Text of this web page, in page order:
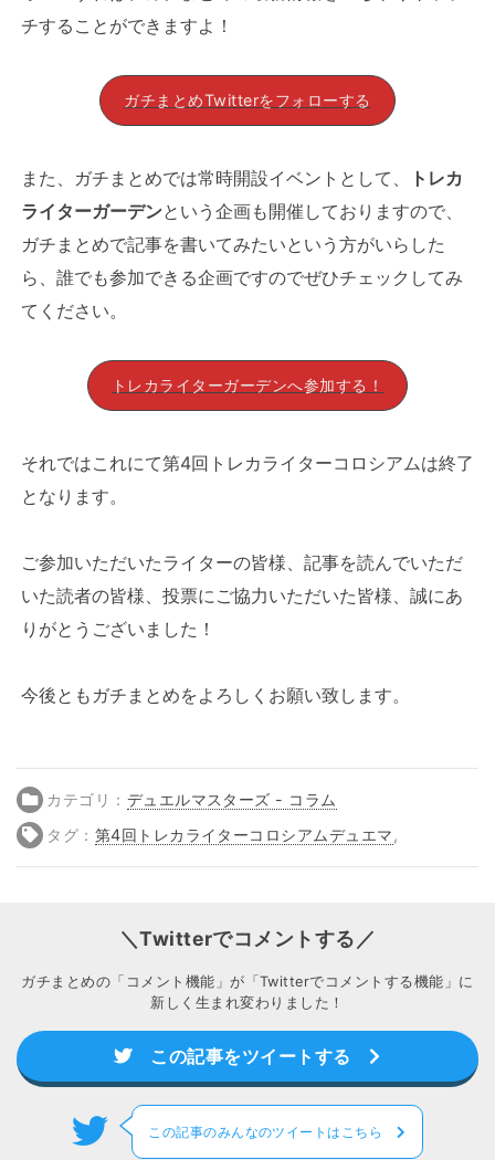
チすることができますよ！
ガチまとめTwitterをフォローする
また、ガチまとめでは常時開設イベントとして、
トレカ
ライターガーデンという企画も開催しておりますので、
ガチまとめで記事を書いてみたいという方がいらした
ら、誰でも参加できる企画ですのでぜひチェックしてみ
てください。
トレカライターガーデンへ参加する！
それではこれにて第4回トレカライターコロシアムは終了
となります。
ご参加いただいたライターの皆様、記事を読んでいただ
いた読者の皆様、投票にご協力いただいた皆様、誠にあ
りがとうございました！
今後ともガチまとめをよろしくお願い致します。
カテゴリ： デュエルマスターズ - コラム
タグ： 第4回トレカライターコロシアムデュエマ ,
＼Twitterでコメントする／
ガチまとめの「コメント機能」が「Twitterでコメントする機能」に
新しく生まれ変わりました！
この記事をツイートする
この記事のみんなのツイートはこちら